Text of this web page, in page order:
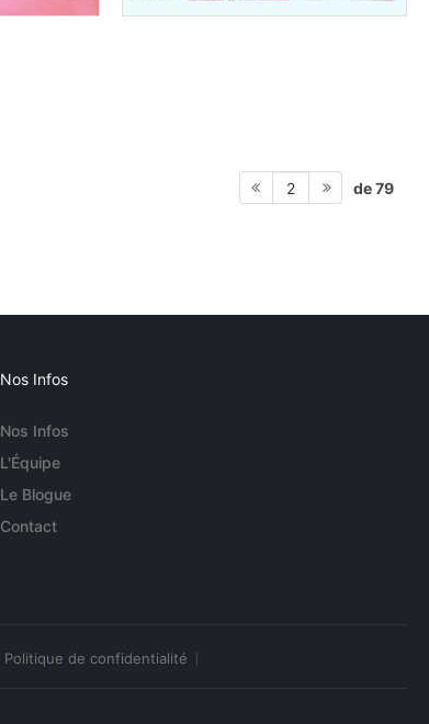
2 de 79
Nos Infos
Nos Infos
L'Équipe
Le Blogue
Contact
Politique de confidentialité